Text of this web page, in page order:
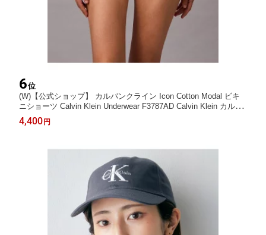
6位
(W)【公式ショップ】 カルバンクライン Icon Cotton Modal ビキ
ニショーツ Calvin Klein Underwear F3787AD Calvin Klein カルバ
ン・クライン インナー・ルームウェア ショーツ グレー ホワイト
ブラック【先行予約】*【送料無料】[Rakuten Fashion]
4,400 円